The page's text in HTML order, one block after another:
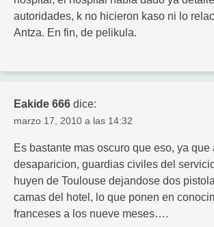
autoridades, k no hicieron kaso ni lo
Antza. En fin, de pelikula.
Eakide 666 dice:
marzo 17, 2010 a las 14:32
Es bastante mas oscuro que eso, ya que
desaparicion, guardias civiles del
huyen de Toulouse dejandose dos
camas del hotel, lo que ponen en
franceses a los nueve meses….